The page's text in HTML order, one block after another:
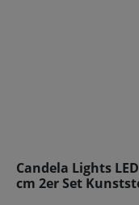
Candela Lights
cm 2er Set